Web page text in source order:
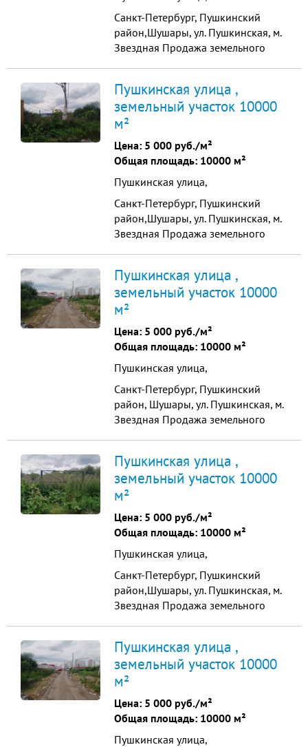
Санкт-Петербург, Пушкинский
район,Шушары, ул. Пушкинская, м.
Звездная Продажа земельного
земли поселений под
промышленное производство,
общей площадью 10000 м2. Виды
разрешенного использования и
возможности подключения
коммуникаций на фото. Е...
Пушкинская улица ,
земельный участок 10000
м²
Цена: 5 000 руб./м²
Общая площадь: 10000 м²
Пушкинская улица,
Санкт-Петербург, Пушкинский
район,Шушары, ул. Пушкинская, м.
Звездная Продажа земельного
земли поселений под
промышленное производство,
общей площадью 10000 м2. Виды
разрешенного использования и
возможности подключения
коммуникаций на фото. Е...
Пушкинская улица ,
земельный участок 10000
м²
Цена: 5 000 руб./м²
Общая площадь: 10000 м²
Пушкинская улица,
Санкт-Петербург, Пушкинский
район, Шушары, ул. Пушкинская, м.
Звездная Продажа земельного
земли поселений под
промышленное производство,
общей площадью 10000 м2. Виды
разрешенного использования и
возможности подключения
коммуникаций на фото. ...
Пушкинская улица ,
земельный участок 10000
м²
Цена: 5 000 руб./м²
Общая площадь: 10000 м²
Пушкинская улица,
Санкт-Петербург, Пушкинский
район,Шушары, ул. Пушкинская, м.
Звездная Продажа земельного
земли поселений под
промышленное производство,
общей площадью 10000 м2. Виды
разрешенного использования и
возможности подключения
коммуникаций на фото. Е...
Пушкинская улица ,
земельный участок 10000
м²
Цена: 5 000 руб./м²
Общая площадь: 10000 м²
Пушкинская улица,